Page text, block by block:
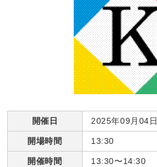
開催日 2025年09月04日
開場時間 13:30
開催時間 13:30〜14:30